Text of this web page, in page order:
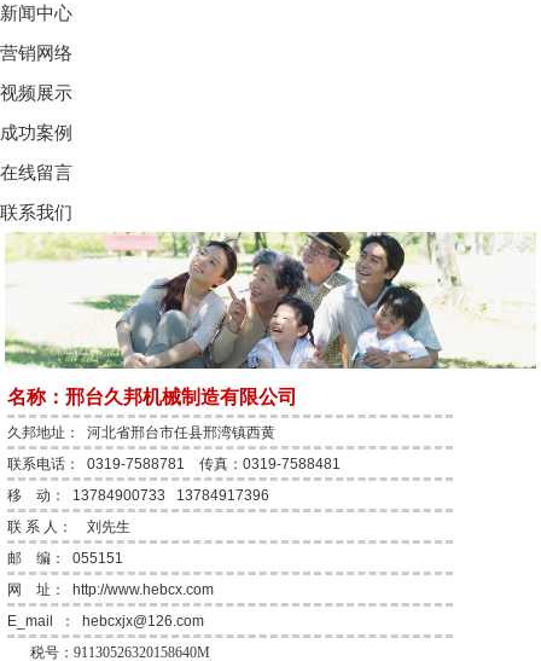
新闻中心
营销网络
视频展示
成功案例
在线留言
联系我们
名称：邢台久邦机械制造有限公司
久邦地址： 河北省邢台市任县邢湾镇西黄
联系电话： 0319-7588781 传真：0319-7588481
移 动： 13784900733 13784917396
联 系 人： 刘先生
邮 编： 055151
网 址：
http://www.hebcx.com
E_mail ：
hebcxjx@126.com
税号：91130526320158640M